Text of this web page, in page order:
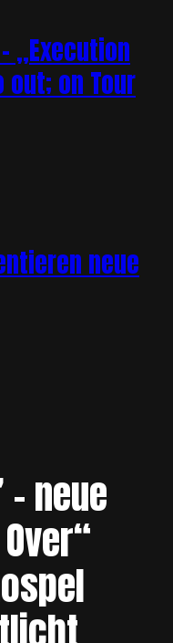
„Execution
on Tour
neue
neue